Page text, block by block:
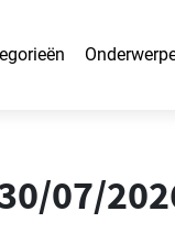
07/